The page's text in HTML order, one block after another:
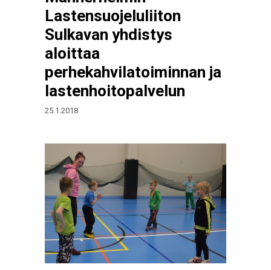
Lastensuojeluliiton
Sulkavan yhdistys
aloittaa
perhekahvilatoiminnan ja
lastenhoitopalvelun
25.1.2018